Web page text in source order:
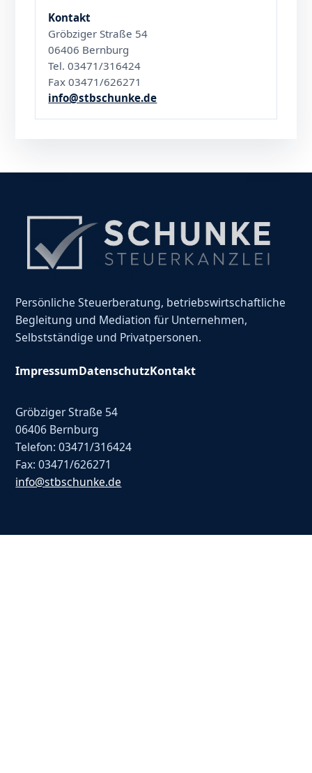
Kontakt
Gröbziger Straße 54
06406 Bernburg
Tel. 03471/316424
Fax 03471/626271
info@stbschunke.de
Persönliche Steuerberatung, betriebswirtschaftliche
Begleitung und Mediation für Unternehmen,
Selbstständige und Privatpersonen.
ImpressumDatenschutzKontakt
Gröbziger Straße 54
06406 Bernburg
Telefon: 03471/316424
Fax: 03471/626271
info@stbschunke.de